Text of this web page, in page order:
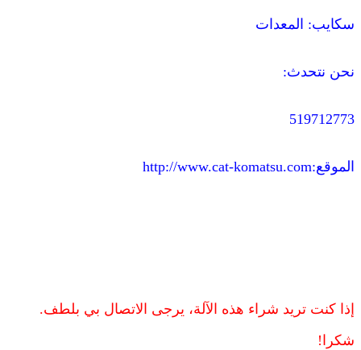
سكايب: المعدات
نحن نتحدث:
519712773
الموقع:http://www.cat-komatsu.com
إذا كنت تريد شراء هذه الآلة، يرجى الاتصال بي بلطف.
شكرا!